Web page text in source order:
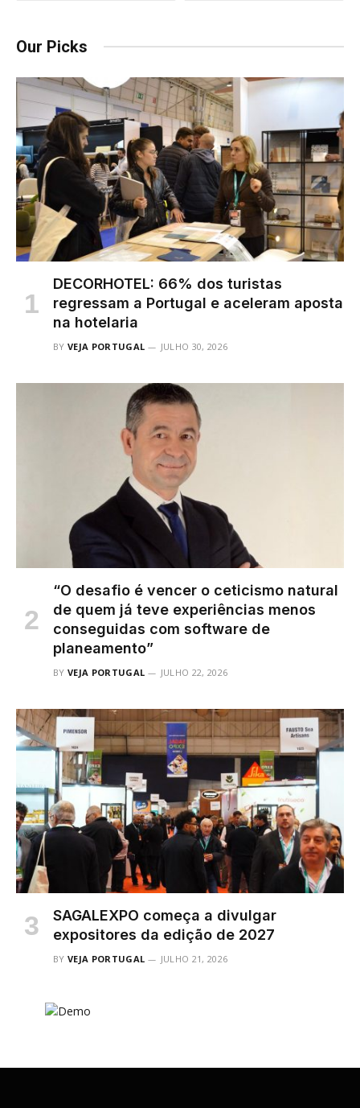
Our Picks
DECORHOTEL: 66% dos turistas
regressam a Portugal e aceleram aposta
na hotelaria
BY VEJA PORTUGAL JULHO 30, 2026
“O desafio é vencer o ceticismo natural
de quem já teve experiências menos
conseguidas com software de
planeamento”
BY VEJA PORTUGAL JULHO 22, 2026
SAGALEXPO começa a divulgar
expositores da edição de 2027
BY VEJA PORTUGAL JULHO 21, 2026